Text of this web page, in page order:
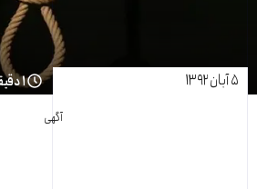
۵ آبان ۱۳۹۲ ۱ دقیقه
آگهی